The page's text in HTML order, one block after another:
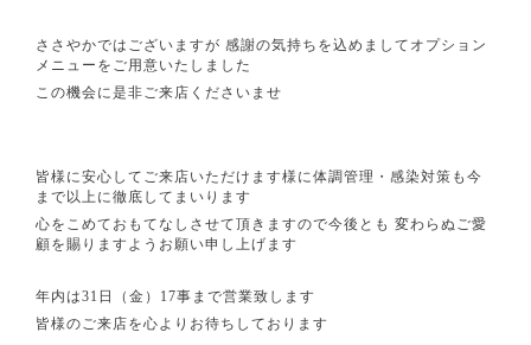
ささやかではございますが 感謝の気持ちを込めましてオプション
メニューをご用意いたしました
この機会に是非ご来店くださいませ
皆様に安心してご来店いただけます様に体調管理・感染対策も今
まで以上に徹底してまいります
心をこめておもてなしさせて頂きますので今後とも 変わらぬご愛
顧を賜りますようお願い申し上げます
年内は31日（金）17事まで営業致します
皆様のご来店を心よりお待ちしております